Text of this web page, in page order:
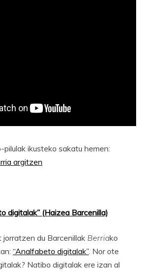
ikusteko sakatu hemen:
argitzen
digitalak” (Haizea Barcenilla)
jorratzen du Barcenillak Berriako
“Analfabeto digitalak” . Nor ote
Natibo digitalak ere izan al